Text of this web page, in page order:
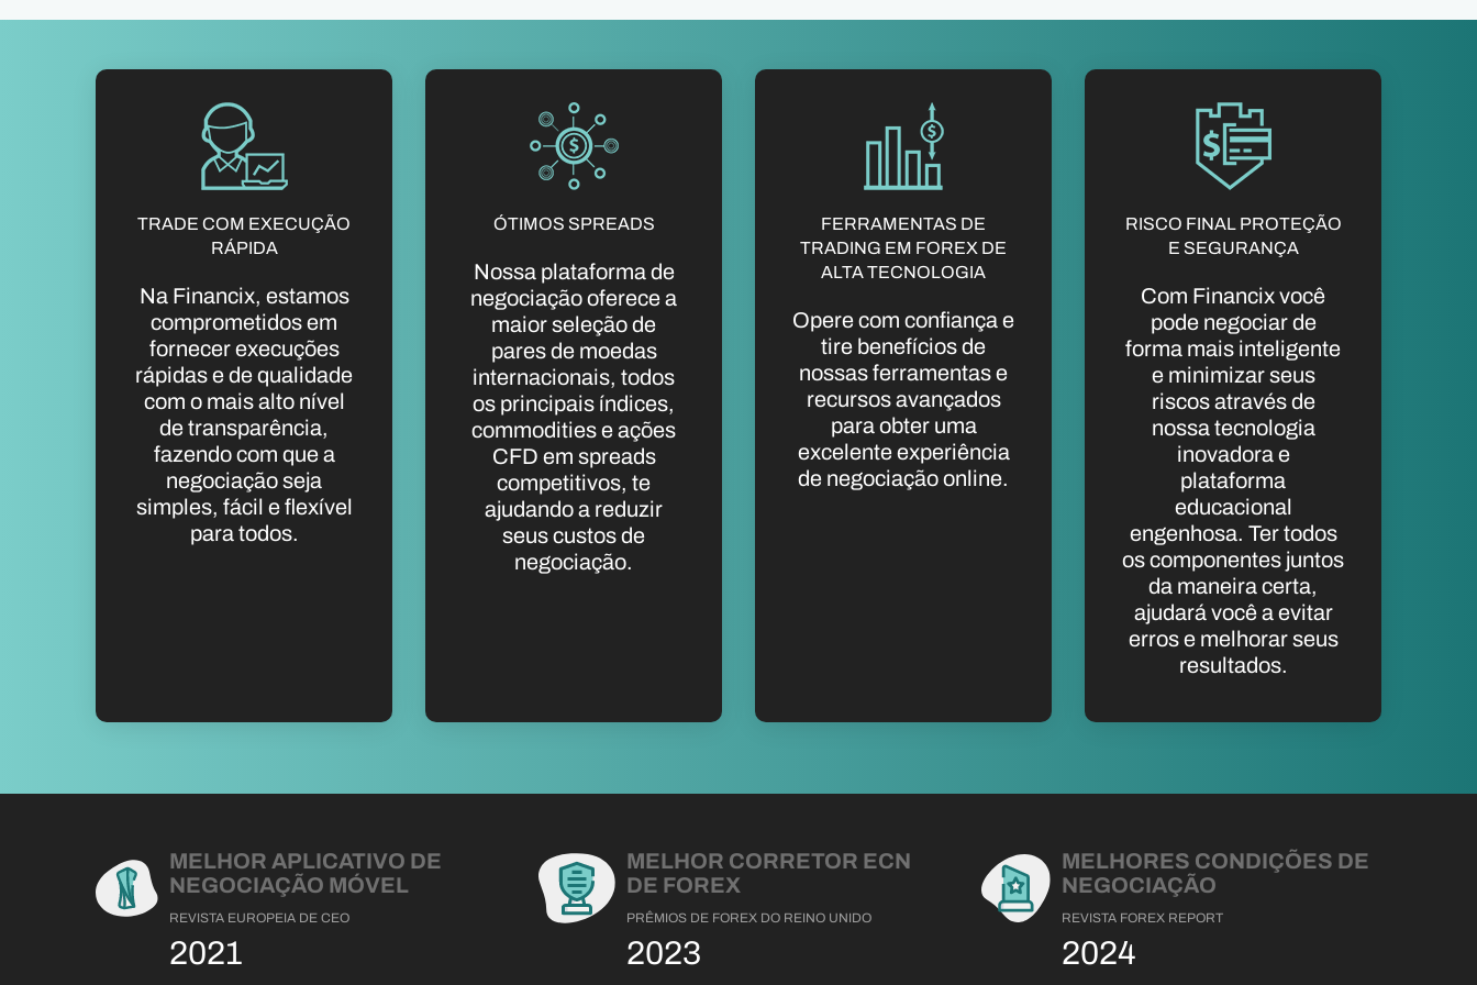
TRADE COM EXECUÇÃO
RÁPIDA
Na Financix, estamos
comprometidos em
fornecer execuções
rápidas e de qualidade
com o mais alto nível
de transparência,
fazendo com que a
negociação seja
simples, fácil e flexível
para todos.
ÓTIMOS SPREADS
Nossa plataforma de
negociação oferece a
maior seleção de
pares de moedas
internacionais, todos
os principais índices,
commodities e ações
CFD em spreads
competitivos, te
ajudando a reduzir
seus custos de
negociação.
FERRAMENTAS DE
TRADING EM FOREX DE
ALTA TECNOLOGIA
Opere com confiança e
tire benefícios de
nossas ferramentas e
recursos avançados
para obter uma
excelente experiência
de negociação online.
RISCO FINAL PROTEÇÃO
E SEGURANÇA
Com Financix você
pode negociar de
forma mais inteligente
e minimizar seus
riscos através de
nossa tecnologia
inovadora e
plataforma
educacional
engenhosa. Ter todos
os componentes juntos
da maneira certa,
ajudará você a evitar
erros e melhorar seus
resultados.
MELHOR APLICATIVO DE
NEGOCIAÇÃO MÓVEL
REVISTA EUROPEIA DE CEO
2021
MELHOR CORRETOR ECN
DE FOREX
PRÊMIOS DE FOREX DO REINO UNIDO
2023
MELHORES CONDIÇÕES DE
NEGOCIAÇÃO
REVISTA FOREX REPORT
2024